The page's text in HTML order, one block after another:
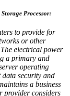
Processor:
to provide for
or other
electrical power
a primary and
operating
data security and
a business
provider considers